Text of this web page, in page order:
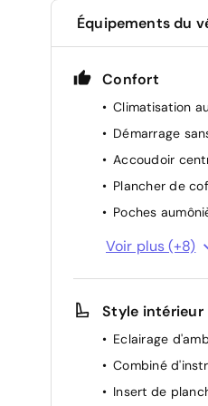
Équipements du
Confort
Climatisation
Démarrage
Accoudoir
Plancher de
Poches
Spots de
Rétroviseurs
électriquement
Banquette AR
Palettes au
Voir plus (+8)
Style intérieur
Eclairage
Combiné
Insert de